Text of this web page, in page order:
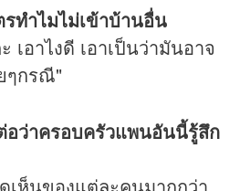
ทำไมไม่เข้าบ้านอื่น
อาไงดี เอาเป็นว่ามันอาจ
ๆกรณี"
อว่าครอบครัวแพนอันนี้รู้สึก